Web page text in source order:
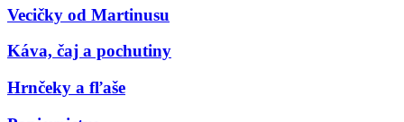
Vecičky od Martinusu
Káva, čaj a pochutiny
Hrnčeky a fľaše